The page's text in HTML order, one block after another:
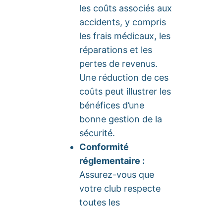
les coûts associés aux
accidents, y compris
les frais médicaux, les
réparations et les
pertes de revenus.
Une réduction de ces
coûts peut illustrer les
bénéfices d’une
bonne gestion de la
sécurité.
Conformité
réglementaire :
Assurez-vous que
votre club respecte
toutes les